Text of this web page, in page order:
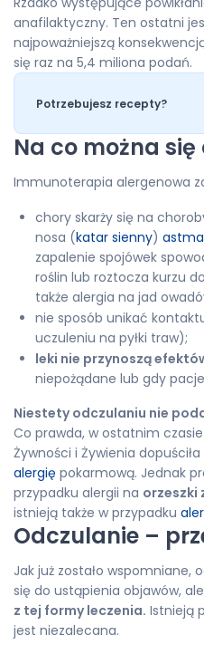
anafilaktyczny. Ten ostatni
najpoważniejszą
się raz na 5,4 miliona podań.
Potrzebujesz recepty?
Na co można się
Immunoterapia alergenowa
chory skarży się na
nosa (katar sienny)
zapalenie spojówek
roślin lub roztocza kurzu
także alergia na jad
nie sposób unikać
uczuleniu na pyłki traw);
leki nie przynoszą
niepożądane lub gdy
Niestety odczulaniu nie
Co prawda, w ostatnim
Żywności i Żywienia
alergię pokarmową. Jednak
przypadku alergii na orzeszki
istnieją także w przypadku
Odczulanie –
Jak już zostało wspomniane,
się do ustąpienia objawów, ale
z tej formy leczenia. Istnieją
jest niezalecana.